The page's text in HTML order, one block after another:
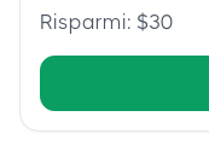
Risparmi: $30